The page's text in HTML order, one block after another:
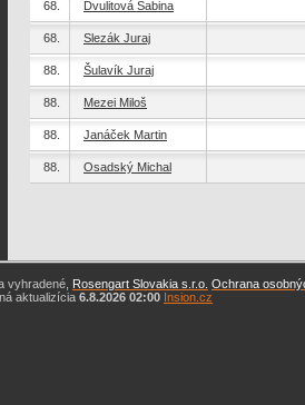
68. Dvulitová Sabina
68. Slezák Juraj
88. Šulavík Juraj
88. Mezei Miloš
88. Janáček Martin
88. Osadský Michal
vyhradené, Rosengart Slovakia s.r.o. Ochrana
aktualizícia 6.8.2026 02:00 Insion.cz